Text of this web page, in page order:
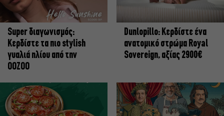
Super διαγωνισμός:
Κερδίστε τα πιο stylish
γυαλιά ηλίου από την
OOZOO
Dunlopillo: Κερδίστε ένα
ανατομικό στρώμα Royal
Sovereign, αξίας 2900€